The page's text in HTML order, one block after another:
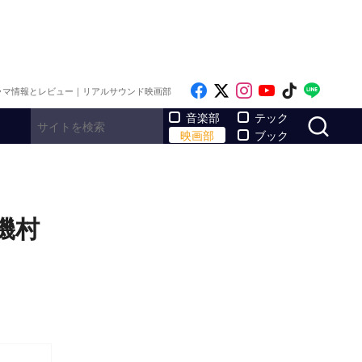
情報とレビュー｜リアルサウンド映画部 Like on Facebook
Follow on x
Follow on
Follow on
Follow
音楽部
映画部
テック
ブック
村